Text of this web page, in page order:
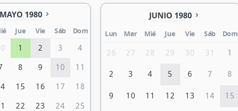
MAYO 1980
Jue Vie Sáb
Dom
1 2 3 4
8 9 10 11
15 16 17 18
22 23 24 25
JUNIO 1980
Lun Mar Mié Jue Vie Sáb Dom
26 27 28 29 30 31 1
2 3 4 5 6 7 8
9 10 11 12 13 14 15